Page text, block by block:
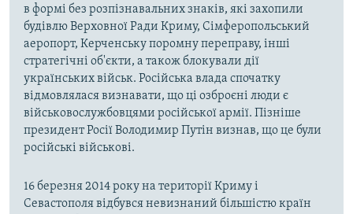
в формі без розпізнавальних знаків, які захопили
будівлю Верховної Ради Криму, Сімферопольський
аеропорт, Керченську поромну переправу, інші
стратегічні об'єкти, а також блокували дії
українських військ. Російська влада спочатку
відмовлялася визнавати, що ці озброєні люди є
військовослужбовцями російської армії. Пізніше
президент Росії Володимир Путін визнав, що це були
російські військові.
16 березня 2014 року на території Криму і
Севастополя відбувся невизнаний більшістю країн